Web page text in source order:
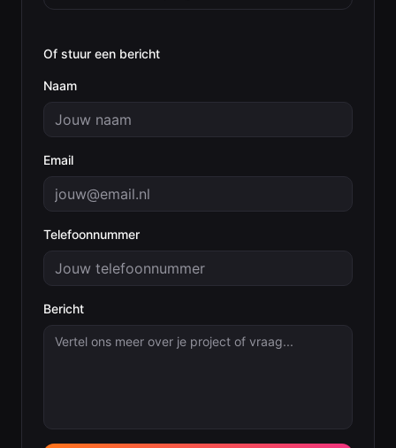
Of stuur een bericht
Naam
Email
Telefoonnummer
Bericht